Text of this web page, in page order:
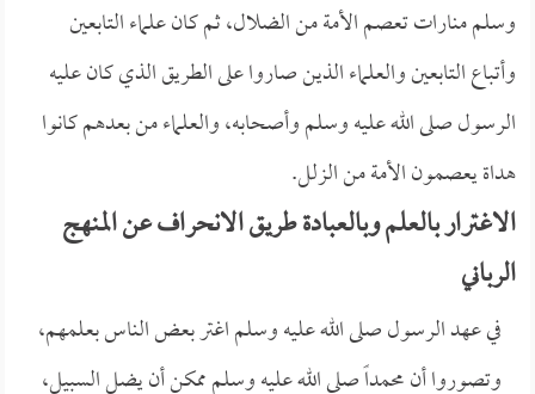
وسلم منارات تعصم الأمة من الضلال، ثم كان علماء التابعين
وأتباع التابعين والعلماء الذين صاروا على الطريق الذي كان عليه
الرسول صلى الله عليه وسلم وأصحابه، والعلماء من بعدهم كانوا
هداة يعصمون الأمة من الزلل.
الاغترار بالعلم وبالعبادة طريق الانحراف عن المنهج
الرباني
في عهد الرسول صلى الله عليه وسلم اغتر بعض الناس بعلمهم،
وتصوروا أن محمداً صلى الله عليه وسلم ممكن أن يضل السبيل،